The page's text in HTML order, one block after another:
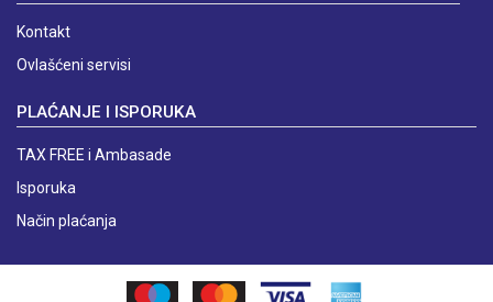
Kontakt
Ovlašćeni servisi
PLAĆANJE I ISPORUKA
TAX FREE i Ambasade
Isporuka
Način plaćanja